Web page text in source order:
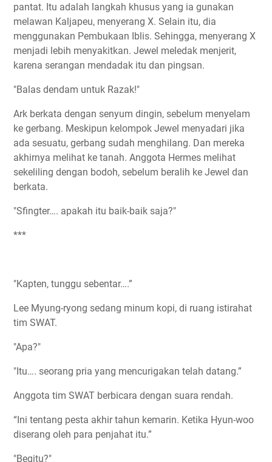
pantat. Itu adalah langkah khusus yang ia gunakan
melawan Kaljapeu, menyerang X. Selain itu, dia
menggunakan Pembukaan Iblis. Sehingga, menyerang X
menjadi lebih menyakitkan. Jewel meledak menjerit,
karena serangan mendadak itu dan pingsan.
"Balas dendam untuk Razak!"
Ark berkata dengan senyum dingin, sebelum menyelam
ke gerbang. Meskipun kelompok Jewel menyadari jika
ada sesuatu, gerbang sudah menghilang. Dan mereka
akhirnya melihat ke tanah. Anggota Hermes melihat
sekeliling dengan bodoh, sebelum beralih ke Jewel dan
berkata.
"Sfingter…. apakah itu baik-baik saja?"
***
"Kapten, tunggu sebentar….”
Lee Myung-ryong sedang minum kopi, di ruang istirahat
tim SWAT.
"Apa?"
"Itu…. seorang pria yang mencurigakan telah datang.”
Anggota tim SWAT berbicara dengan suara rendah.
“Ini tentang pesta akhir tahun kemarin. Ketika Hyun-woo
diserang oleh para penjahat itu.”
"Begitu?"